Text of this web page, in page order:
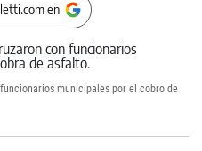
en
municipales por el cobro de